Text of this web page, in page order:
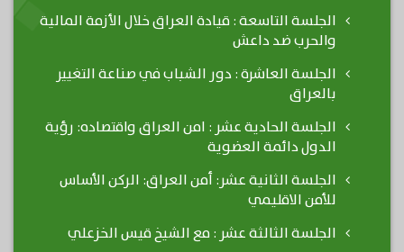
الجلسة التاسعة : قيادة العراق خلال الأزمة المالية
والحرب ضد داعش
الجلسة العاشرة : دور الشباب في صناعة التغيير
بالعراق
الجلسة الحادية عشر : امن العراق واقتصاده: رؤية
الدول دائمة العضوية
الجلسة الثانية عشر: أمن العراق: الركن الأساس
للأمن الاقليمي
الجلسة الثالثة عشر : مع الشيخ قيس الخزعلي